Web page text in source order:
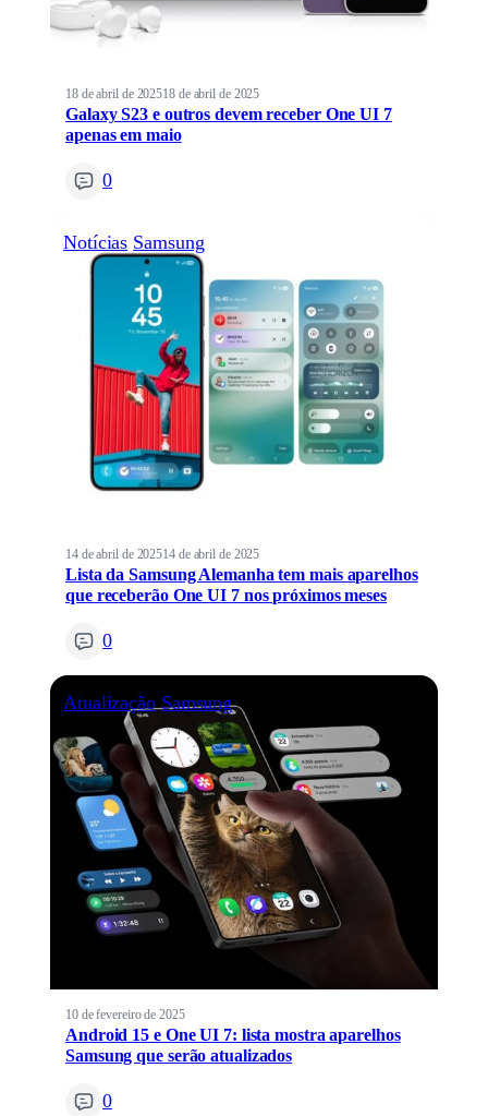
18 de abril de 202518 de abril de 2025
Galaxy S23 e outros devem receber One UI 7
apenas em maio
0
Notícias Samsung
14 de abril de 202514 de abril de 2025
Lista da Samsung Alemanha tem mais aparelhos
que receberão One UI 7 nos próximos meses
0
Atualização Samsung
10 de fevereiro de 2025
Android 15 e One UI 7: lista mostra aparelhos
Samsung que serão atualizados
0